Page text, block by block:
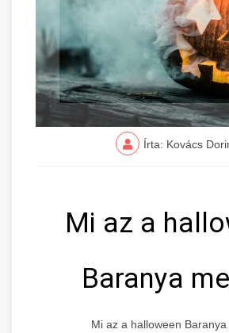
Írta: Kovács
Mi az a
Baranya
Mi az a halloween